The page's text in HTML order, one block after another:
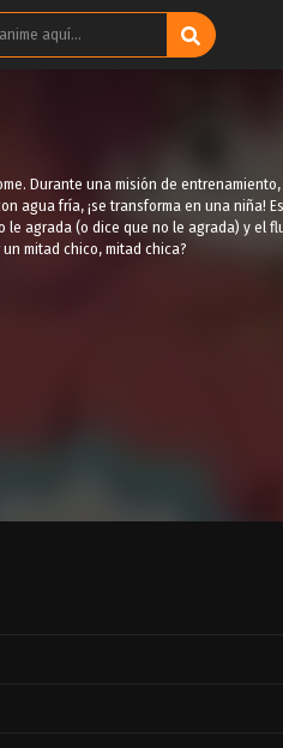
Durante una misión de
agua fría, ¡se transforma en una niña!
agrada (o dice que no le agrada) y el
mitad chico, mitad chica?